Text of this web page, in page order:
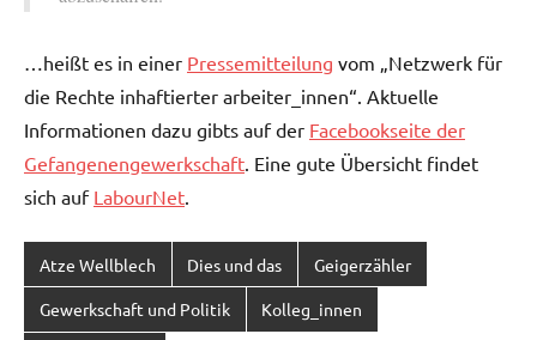
…heißt es in einer Pressemitteilung vom „Netzwerk für
die Rechte inhaftierter arbeiter_innen“. Aktuelle
Informationen dazu gibts auf der Facebookseite der
Gefangenengewerkschaft. Eine gute Übersicht findet
sich auf LabourNet.
Atze Wellblech Dies und das Geigerzähler
Gewerkschaft und Politik Kolleg_innen